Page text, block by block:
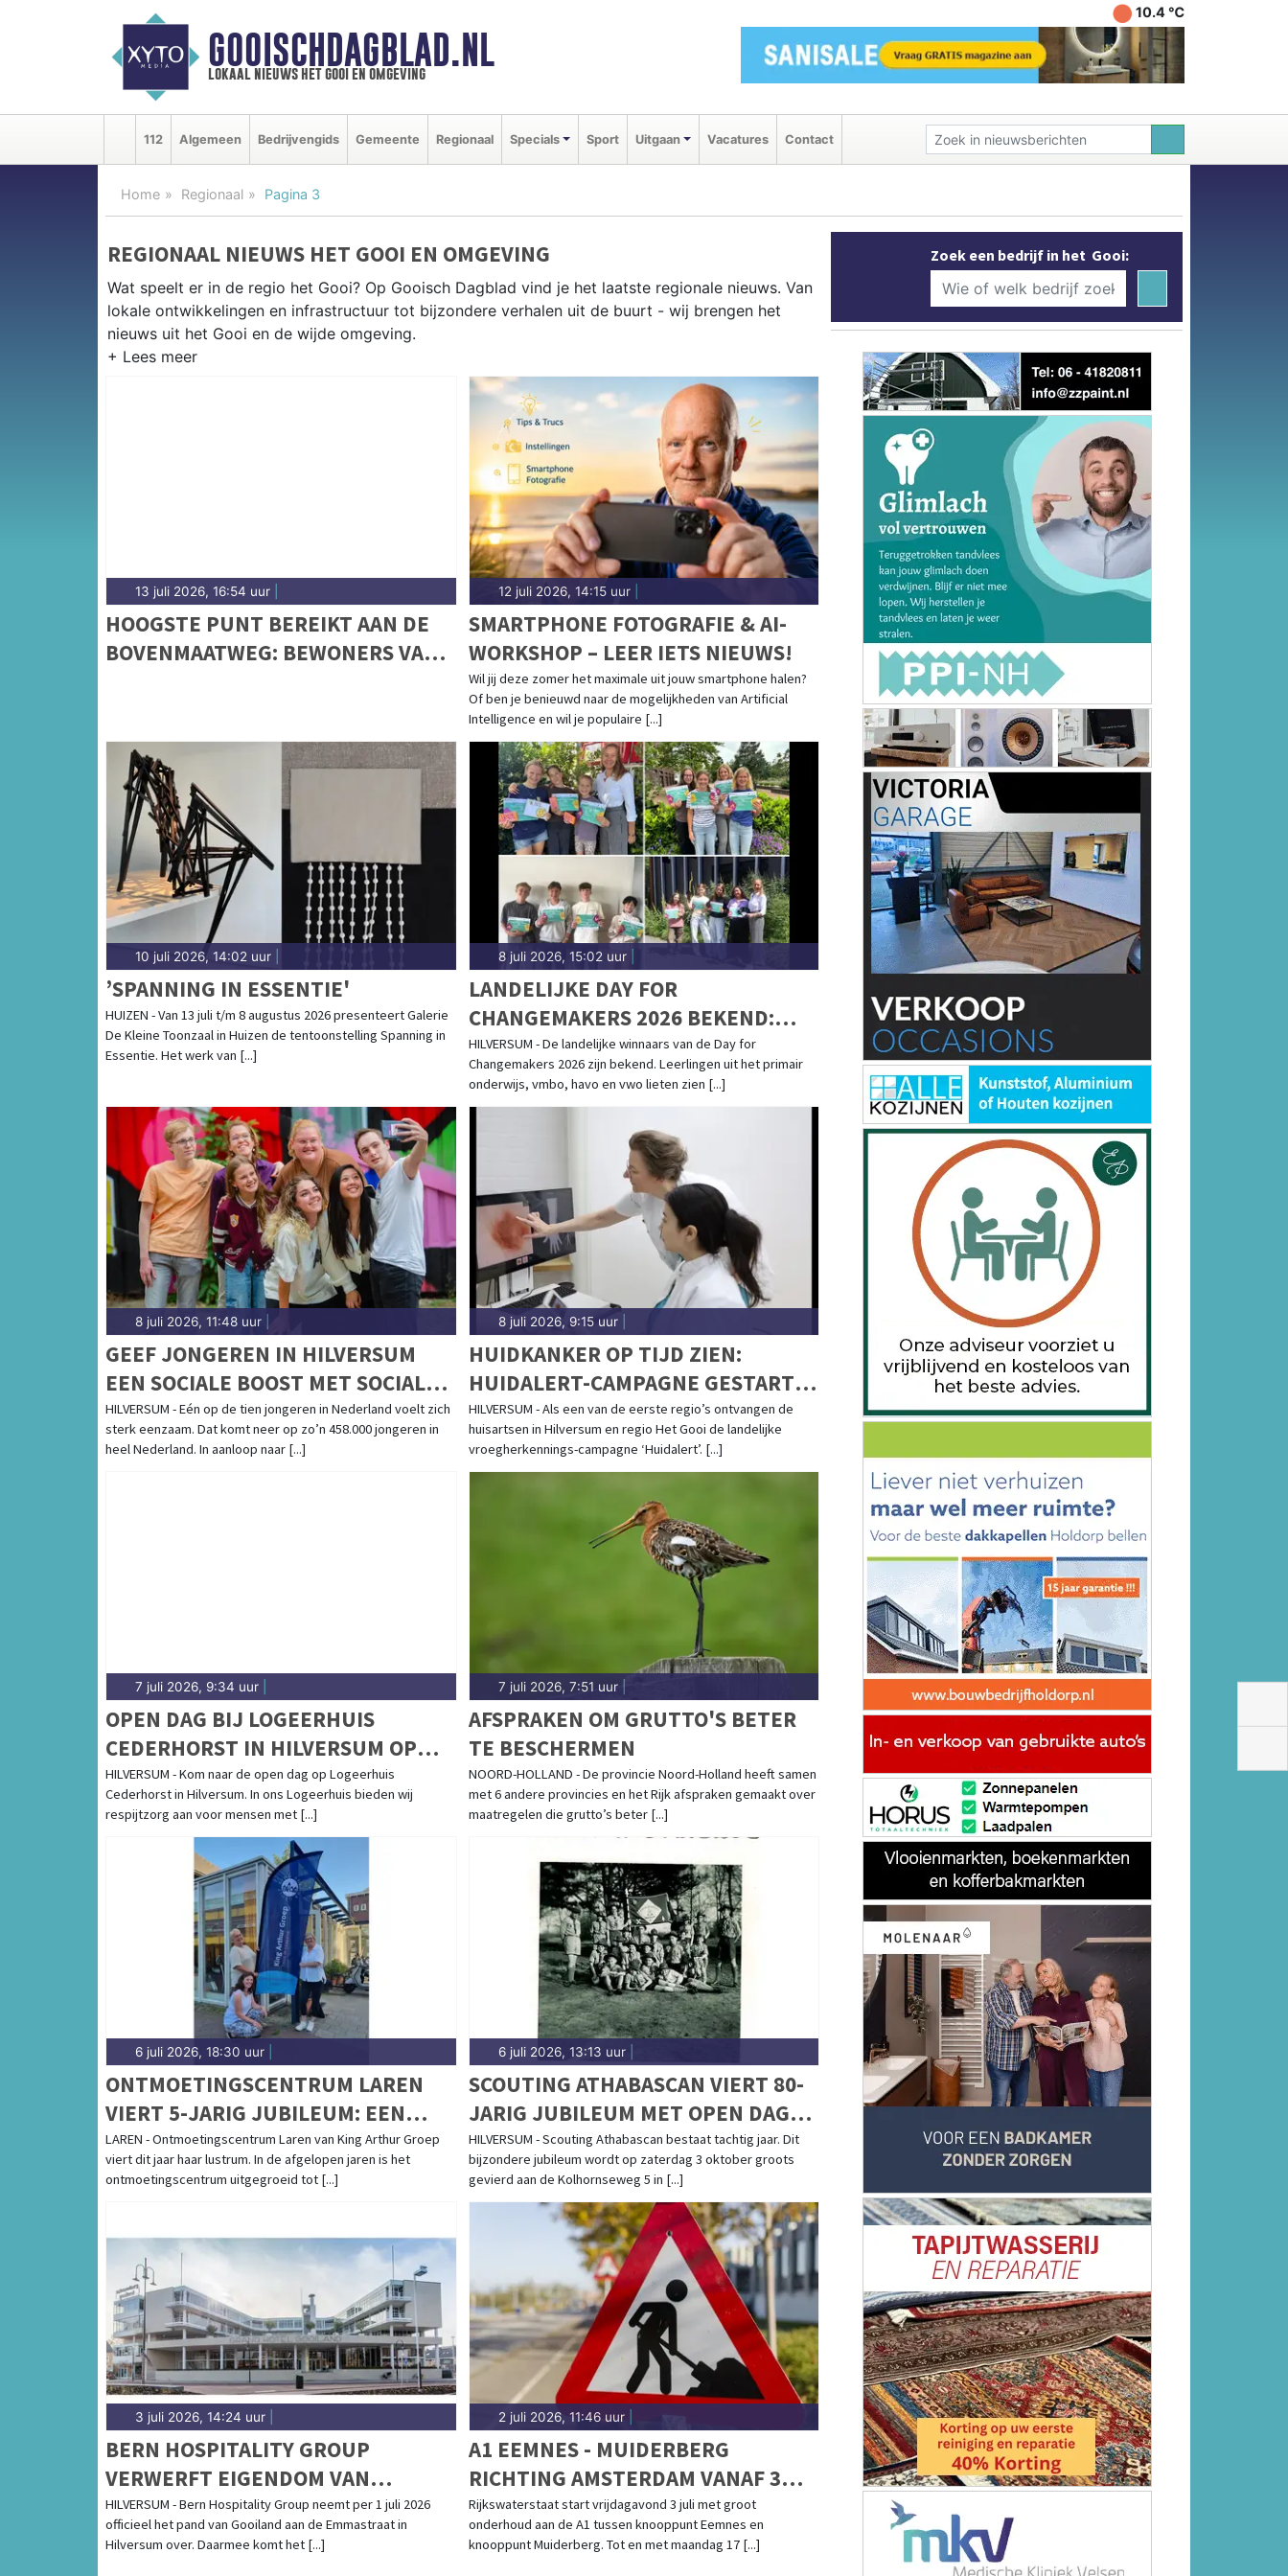
GOOISCHDAGBLAD.NL
lokaal nieuws het gooi en omgeving
10.4 ℃
112 Algemeen Bedrijvengids Gemeente Regionaal Specials Sport Uitgaan Vacatures Contact
Home Regionaal Pagina 3
REGIONAAL NIEUWS HET GOOI EN OMGEVING
Wat speelt er in de regio het Gooi? Op Gooisch Dagblad vind je het laatste regionale nieuws. Van
lokale ontwikkelingen en infrastructuur tot bijzondere verhalen uit de buurt - wij brengen het
nieuws uit het Gooi en de wijde omgeving.
Naast Naarden en Bussum volgen wij ook het nieuws uit Hilversum, Muiden, Weesp en andere
13 juli 2026, 16:54 uur
HOOGSTE PUNT BEREIKT AAN DE
BOVENMAATWEG: BEWONERS VAN
12 juli 2026, 14:15 uur|
SMARTPHONE FOTOGRAFIE & AI-
WORKSHOP – LEER IETS NIEUWS!
Wil jij deze zomer het maximale uit jouw smartphone halen?
Of ben je benieuwd naar de mogelijkheden van Artificial
Intelligence en wil je populaire [...]
10 juli 2026, 14:02 uur
’SPANNING IN ESSENTIE'
HUIZEN - Van 13 juli t/m 8 augustus 2026 presenteert Galerie
De Kleine Toonzaal in Huizen de tentoonstelling Spanning in
Essentie. Het werk van [...]
8 juli 2026, 15:02 uur|
LANDELIJKE DAY FOR
CHANGEMAKERS 2026 BEKEND:
JONGE ONDERNEMERS MAKEN
DUURZAME IMPACT
HILVERSUM - De landelijke winnaars van de Day for
Changemakers 2026 zijn bekend. Leerlingen uit het primair
onderwijs, vmbo, havo en vwo lieten zien [...]
8 juli 2026, 11:48 uur
GEEF JONGEREN IN HILVERSUM
EEN SOCIALE BOOST MET SOCIAL
FRIDAY
HILVERSUM - Eén op de tien jongeren in Nederland voelt zich
sterk eenzaam. Dat komt neer op zo’n 458.000 jongeren in
heel Nederland. In aanloop naar [...]
8 juli 2026, 9:15 uur|
HUIDKANKER OP TIJD ZIEN:
HUIDALERT-CAMPAGNE GESTART
IN DE REGIO
HILVERSUM - Als een van de eerste regio’s ontvangen de
huisartsen in Hilversum en regio Het Gooi de landelijke
vroegherkennings-campagne ‘Huidalert’. [...]
7 juli 2026, 9:34 uur
OPEN DAG BIJ LOGEERHUIS
CEDERHORST IN HILVERSUM OP
DONDERDAG 9 JULI A.S. VAN 11.00
TOT 13.30 UUR
HILVERSUM - Kom naar de open dag op Logeerhuis
Cederhorst in Hilversum. In ons Logeerhuis bieden wij
respijtzorg aan voor mensen met [...]
7 juli 2026, 7:51 uur|
AFSPRAKEN OM GRUTTO'S BETER
TE BESCHERMEN
NOORD-HOLLAND - De provincie Noord-Holland heeft samen
met 6 andere provincies en het Rijk afspraken gemaakt over
maatregelen die grutto’s beter [...]
6 juli 2026, 18:30 uur
ONTMOETINGSCENTRUM LAREN
VIERT 5-JARIG JUBILEUM: EEN
FEEST VAN ONTMOETING, MUZIEK
EN VERBINDING
LAREN - Ontmoetingscentrum Laren van King Arthur Groep
viert dit jaar haar lustrum. In de afgelopen jaren is het
ontmoetingscentrum uitgegroeid tot [...]
6 juli 2026, 13:13 uur|
SCOUTING ATHABASCAN VIERT 80-
JARIG JUBILEUM MET OPEN DAG
EN GROTE REÜNIE
HILVERSUM - Scouting Athabascan bestaat tachtig jaar. Dit
bijzondere jubileum wordt op zaterdag 3 oktober groots
gevierd aan de Kolhornseweg 5 in [...]
3 juli 2026, 14:24 uur
BERN HOSPITALITY GROUP
VERWERFT EIGENDOM VAN
ICONISCH RIJKSMONUMENT
GOOILAND
HILVERSUM - Bern Hospitality Group neemt per 1 juli 2026
officieel het pand van Gooiland aan de Emmastraat in
Hilversum over. Daarmee komt het [...]
2 juli 2026, 11:46 uur|
A1 EEMNES - MUIDERBERG
RICHTING AMSTERDAM VANAF 3
JULI ZES WEKEN DICHT
Rijkswaterstaat start vrijdagavond 3 juli met groot
onderhoud aan de A1 tussen knooppunt Eemnes en
knooppunt Muiderberg. Tot en met maandag 17 [...]
Zoek een bedrijf in het Gooi: